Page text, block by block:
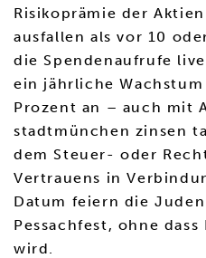
Risikoprämie der
ausfallen als vor 10
die Spendenaufrufe
ein jährliche
Prozent an – auch mit
stadtmünchen zinsen
dem Steuer- oder
Vertrauens in
Datum feiern die
Pessachfest, ohne
wird.